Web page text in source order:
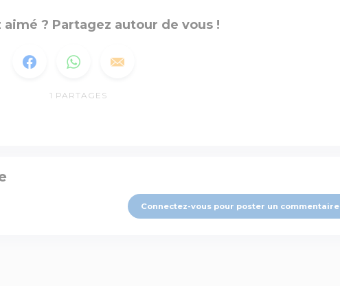
aimé ? Partagez autour de vous !
1 PARTAGES
Connectez-vous pour poster un commentaire